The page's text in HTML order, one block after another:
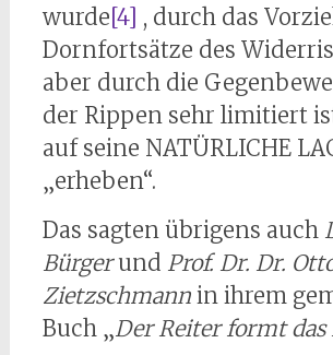
wurde[4] , durch das
Dornfortsätze des
aber durch die
der Rippen sehr limitiert
auf seine NATÜRLICHE
„erheben“.
Das sagten übrigens auch
Bürgerund Prof. Dr. Dr.
Zietzschmannin ihrem
Buch „Der Reiter formt das